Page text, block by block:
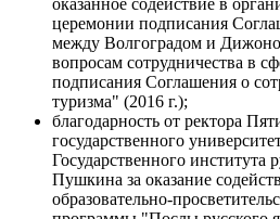
церемонии подписания
между Волгоградом и
вопросам сотрудничества в
подписания Соглашения о
туризма" (2016 г.);
благодарность от ректора
государственного
Государственного института
Пушкина за оказание
образовательно-